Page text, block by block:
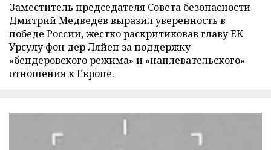
Заместитель председателя Совета безопасности
Дмитрий Медведев выразил уверенность в
победе России, жестко раскритиковав главу ЕК
Урсулу фон дер Ляйен за поддержку
«бендеровского режима» и «наплевательского»
отношения к Европе.